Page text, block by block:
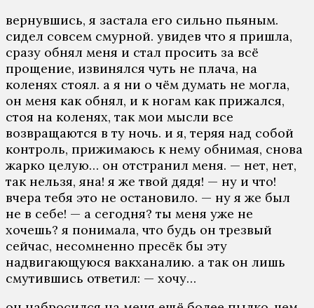
вернувшись, я застала его сильно пьяным.
сидел совсем смурной. увидев что я пришла,
сразу обнял меня и стал просить за всё
прощение, извинялся чуть не плача, на
коленях стоял. а я ни о чём думать не могла,
он меня как обнял, и к ногам как прижался,
стоя на коленях, так мои мысли все
возвращаются в ту ночь. и я, теряя над собой
контроль, прижимаюсь к нему обнимая, снова
жарко целую… он отстранил меня. — нет, нет,
так нельзя, яна! я же твой дядя! — ну и что!
вчера тебя это не остановило. — ну я же был
не в себе! — а сегодня? ты меня уже не
хочешь? я понимала, что будь он трезвый
сейчас, несомненно пресёк бы эту
надвигающуюся вакханалию. а так он лишь
смутившись ответил: — хочу…